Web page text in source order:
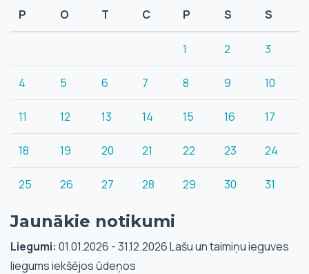
P O T C P S S
1 2 3
4 5 6 7 8 9 10
11 12 13 14 15 16 17
18 19 20 21 22 23 24
25 26 27 28 29 30 31
Jaunākie notikumi
Liegumi: 01.01.2026 - 31.12.2026 Lašu un taimiņu ieguves
liegums iekšējos ūdeņos